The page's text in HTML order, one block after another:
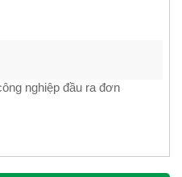
nghiệp đầu ra đơn